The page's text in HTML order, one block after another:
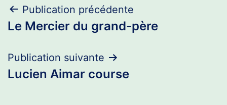
Navigation
de
l’article
Publication précédente
Le Mercier du grand-père
Publication suivante
Lucien Aimar course